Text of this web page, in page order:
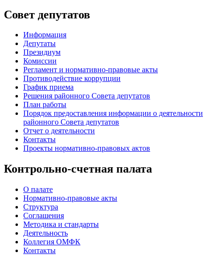
Совет депутатов
Информация
Депутаты
Президиум
Комиссии
Регламент и нормативно-правовые акты
Противодействие коррупции
График приема
Решения районного Совета депутатов
План работы
Порядок предоставления информации о деятельности
районного Совета депутатов
Отчет о деятельности
Контакты
Проекты нормативно-правовых актов
Контрольно-счетная палата
О палате
Нормативно-правовые акты
Структура
Соглашения
Методика и стандарты
Деятельность
Коллегия ОМФК
Контакты